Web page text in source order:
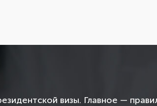
визы. Главное —